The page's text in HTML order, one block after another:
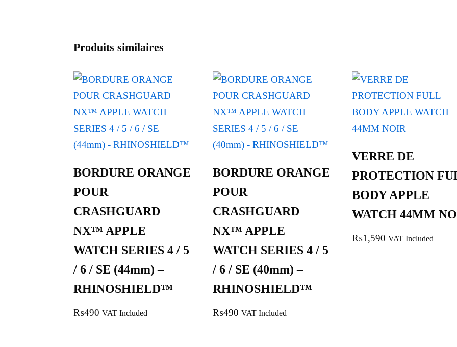
Produits similaires
BORDURE ORANGE
POUR
CRASHGUARD
NX™ APPLE
WATCH SERIES 4 / 5
/ 6 / SE (44mm) –
RHINOSHIELD™
₨490 VAT Included
BORDURE ORANGE
POUR
CRASHGUARD
NX™ APPLE
WATCH SERIES 4 / 5
/ 6 / SE (40mm) –
RHINOSHIELD™
₨490 VAT Included
VERRE DE
PROTECTION
BODY APPLE
WATCH 44MM
₨1,590 VAT Included